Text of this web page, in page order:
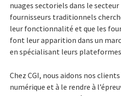
nuages sectoriels dans le
fournisseurs traditionnels
leur fonctionnalité et que les
font leur apparition dans un
en spécialisant leurs
Chez CGI, nous aidons nos
numérique et à le rendre à